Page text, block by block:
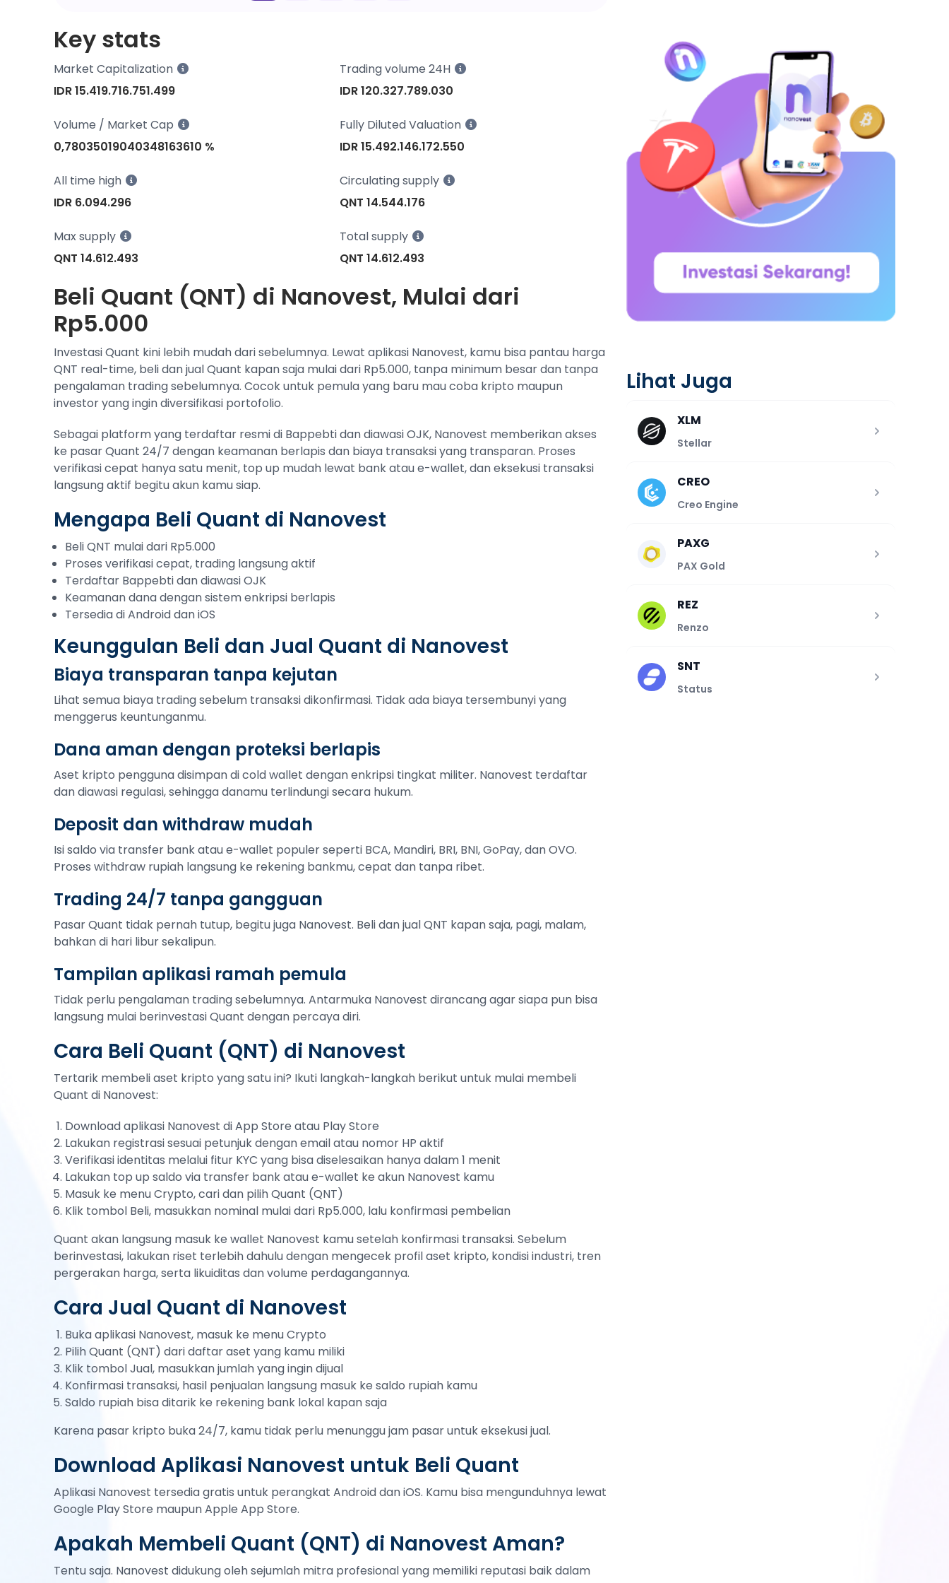
Key stats
Market Capitalization
IDR 15.419.716.751.499
Trading volume 24H
IDR 120.327.789.030
Volume / Market Cap
0,78035019040348163610 %
Fully Diluted Valuation
IDR 15.492.146.172.550
All time high
IDR 6.094.296
Circulating supply
QNT 14.544.176
Max supply
QNT 14.612.493
Total supply
QNT 14.612.493
Beli Quant (QNT) di Nanovest, Mulai dari
Rp5.000
Investasi Quant kini lebih mudah dari sebelumnya. Lewat aplikasi Nanovest, kamu bisa pantau harga
QNT real-time, beli dan jual Quant kapan saja mulai dari Rp5.000, tanpa minimum besar dan tanpa
pengalaman trading sebelumnya. Cocok untuk pemula yang baru mau coba kripto maupun
investor yang ingin diversifikasi portofolio.
Sebagai platform yang terdaftar resmi di Bappebti dan diawasi OJK, Nanovest memberikan akses
ke pasar Quant 24/7 dengan keamanan berlapis dan biaya transaksi yang transparan. Proses
verifikasi cepat hanya satu menit, top up mudah lewat bank atau e-wallet, dan eksekusi transaksi
langsung aktif begitu akun kamu siap.
Mengapa Beli Quant di Nanovest
Beli QNT mulai dari Rp5.000
Proses verifikasi cepat, trading langsung aktif
Terdaftar Bappebti dan diawasi OJK
Keamanan dana dengan sistem enkripsi berlapis
Tersedia di Android dan iOS
Keunggulan Beli dan Jual Quant di Nanovest
Biaya transparan tanpa kejutan
Lihat semua biaya trading sebelum transaksi dikonfirmasi. Tidak ada biaya tersembunyi yang
menggerus keuntunganmu.
Dana aman dengan proteksi berlapis
Aset kripto pengguna disimpan di cold wallet dengan enkripsi tingkat militer. Nanovest terdaftar
dan diawasi regulasi, sehingga danamu terlindungi secara hukum.
Deposit dan withdraw mudah
Isi saldo via transfer bank atau e-wallet populer seperti BCA, Mandiri, BRI, BNI, GoPay, dan OVO.
Proses withdraw rupiah langsung ke rekening bankmu, cepat dan tanpa ribet.
Trading 24/7 tanpa gangguan
Pasar Quant tidak pernah tutup, begitu juga Nanovest. Beli dan jual QNT kapan saja, pagi, malam,
bahkan di hari libur sekalipun.
Tampilan aplikasi ramah pemula
Tidak perlu pengalaman trading sebelumnya. Antarmuka Nanovest dirancang agar siapa pun bisa
langsung mulai berinvestasi Quant dengan percaya diri.
Cara Beli Quant (QNT) di Nanovest
Tertarik membeli aset kripto yang satu ini? Ikuti langkah-langkah berikut untuk mulai membeli
Quant di Nanovest:
Download aplikasi Nanovest di App Store atau Play Store
Lakukan registrasi sesuai petunjuk dengan email atau nomor HP aktif
Verifikasi identitas melalui fitur KYC yang bisa diselesaikan hanya dalam 1 menit
Lakukan top up saldo via transfer bank atau e-wallet ke akun Nanovest kamu
Masuk ke menu Crypto, cari dan pilih Quant (QNT)
Klik tombol Beli, masukkan nominal mulai dari Rp5.000, lalu konfirmasi pembelian
Quant akan langsung masuk ke wallet Nanovest kamu setelah konfirmasi transaksi. Sebelum
berinvestasi, lakukan riset terlebih dahulu dengan mengecek profil aset kripto, kondisi industri, tren
pergerakan harga, serta likuiditas dan volume perdagangannya.
Cara Jual Quant di Nanovest
Buka aplikasi Nanovest, masuk ke menu Crypto
Pilih Quant (QNT) dari daftar aset yang kamu miliki
Klik tombol Jual, masukkan jumlah yang ingin dijual
Konfirmasi transaksi, hasil penjualan langsung masuk ke saldo rupiah kamu
Saldo rupiah bisa ditarik ke rekening bank lokal kapan saja
Karena pasar kripto buka 24/7, kamu tidak perlu menunggu jam pasar untuk eksekusi jual.
Download Aplikasi Nanovest untuk Beli Quant
Aplikasi Nanovest tersedia gratis untuk perangkat Android dan iOS. Kamu bisa mengunduhnya lewat
Google Play Store maupun Apple App Store.
Apakah Membeli Quant (QNT) di Nanovest Aman?
Tentu saja. Nanovest didukung oleh sejumlah mitra profesional yang memiliki reputasi baik dalam
jaringannya baru benar-benar mulai beroperasi
Lihat Juga
XLM
Stellar
CREO
Creo Engine
PAXG
PAX Gold
REZ
Renzo
SNT
Status